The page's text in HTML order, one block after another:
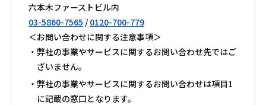
六本木ファーストビル内
03-5860-7565 / 0120-700-779
＜お問い合わせに関する注意事項＞
・弊社の事業やサービスに関するお問い合わせ先ではご
ざいません。
・弊社の事業やサービスに関するお問い合わせは項目1
に記載の窓口となります。